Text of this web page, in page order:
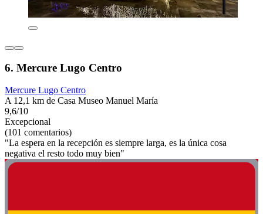
6. Mercure Lugo Centro
Mercure Lugo Centro
A 12,1 km de Casa Museo Manuel María
9,6/10
Excepcional
(101 comentarios)
"La espera en la recepción es siempre larga, es la única cosa
negativa el resto todo muy bien"